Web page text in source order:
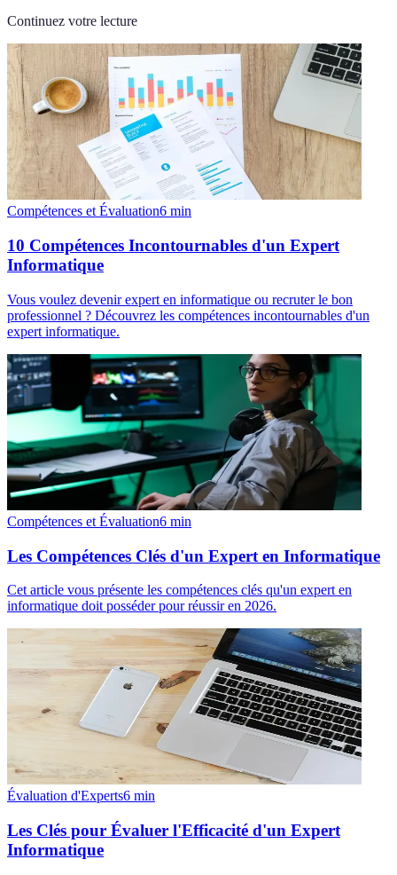
Continuez votre lecture
Compétences et Évaluation6 min
10 Compétences Incontournables d'un Expert
Informatique
Vous voulez devenir expert en informatique ou recruter le bon
professionnel ? Découvrez les compétences incontournables d'un
expert informatique.
Compétences et Évaluation6 min
Les Compétences Clés d'un Expert en Informatique
Cet article vous présente les compétences clés qu'un expert en
informatique doit posséder pour réussir en 2026.
Évaluation d'Experts6 min
Les Clés pour Évaluer l'Efficacité d'un Expert
Informatique